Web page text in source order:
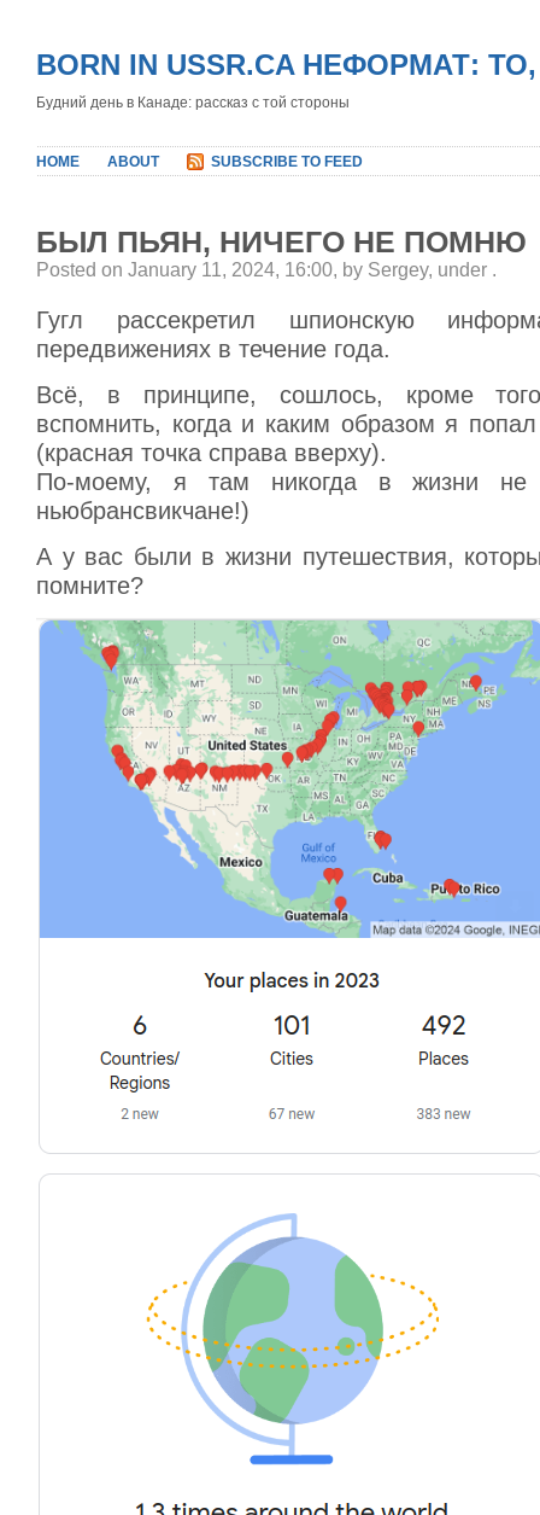
BORN IN USSR.CA НЕФОРМАТ:
Будний день в Канаде: рассказ с той стороны
HOME ABOUT SUBSCRIBE TO FEED
БЫЛ ПЬЯН, НИЧЕГО НЕ ПОМНЮ
Posted on January 11, 2024, 16:00, by Sergey, under .
Гугл рассекретил шпионскую
передвижениях в течение года.
Всё, в принципе, сошлось, кроме
вспомнить, когда и каким образом я
(красная точка справа вверху).
По-моему, я там никогда в жизни не
ньюбрансвикчане!)
А у вас были в жизни путешествия,
помните?